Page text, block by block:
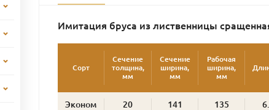
Имитация бруса из лиственницы
Сорт
Сечение
толщина,
мм
Сечение
ширина,
мм
Рабочая
ширина,
мм
Эконом 20 141 135